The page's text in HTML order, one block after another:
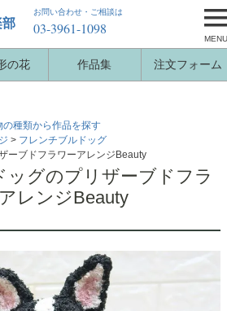
の花 作品集 注文フォーム
お問い合わせ・ご相談は
03-3961-1098
MENU
の種類から作品を探す
フレンチブルドッグ
ーブドフラワーアレンジBeauty
ッグのプリザーブドフラ
レンジBeauty